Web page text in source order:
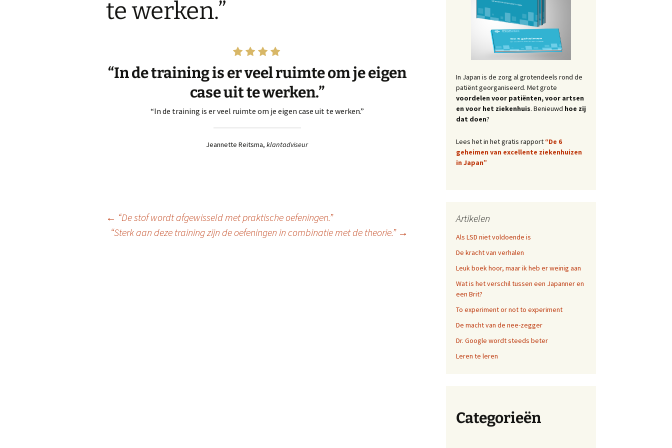
te werken.”
“In de training is er veel ruimte om je eigen
case uit te werken.”
“In de training is er veel ruimte om je eigen case uit te werken.”
Jeannette Reitsma, klantadviseur
Berichtnavigatie
← “De stof wordt afgewisseld met praktische oefeningen.”
“Sterk aan deze training zijn de oefeningen in combinatie met de theorie.” →
In Japan is de zorg al grotendeels rond de
patiënt georganiseerd. Met grote
voordelen voor patiënten, voor artsen
en voor het ziekenhuis. Benieuwd hoe zij
dat doen?
Lees het in het gratis rapport “De 6
geheimen van excellente ziekenhuizen
in Japan”
Artikelen
Als LSD niet voldoende is
De kracht van verhalen
Leuk boek hoor, maar ik heb er weinig aan
Wat is het verschil tussen een Japanner en
een Brit?
To experiment or not to experiment
De macht van de nee-zegger
Dr. Google wordt steeds beter
Leren te leren
Categorieën